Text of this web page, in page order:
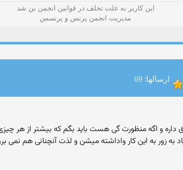
این كاربر به علت تخلف در قوانین انجمن بن شد
مدیریت انجمن پرنس و پرنسس
ارسالها: 69
و اگه منظورت گی هست باید بگم كه بیشتر از هر
به زور به این كار واداشته میشن و لذت آنچنانی هم